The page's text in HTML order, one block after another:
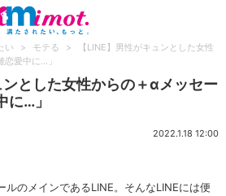
い > モテる >
【LINE】男性がキュンとした女性
愛中に…」
ンとした女性からの＋αメッセー
に…」
2022.1.18 12:00
ルのメインであるLINE。そんなLINEには便